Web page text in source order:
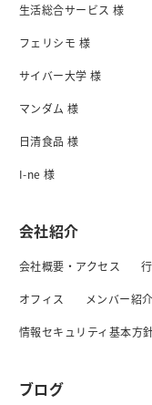
生活総合サービス 様
フェリシモ 様
サイバー大学 様
マンダム 様
日清食品 様
I-ne 様
会社紹介
会社概要・アクセス
オフィス メンバー紹介
情報セキュリティ基本方
ブログ